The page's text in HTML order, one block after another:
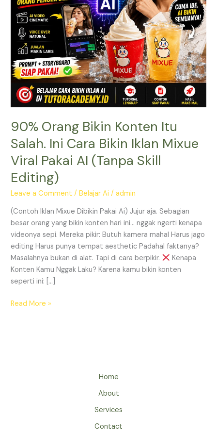
90% Orang Bikin Konten Itu
Salah. Ini Cara Bikin Iklan Mixue
Viral Pakai AI (Tanpa Skill
Editing)
Leave a Comment /Belajar Ai /admin
(Contoh Iklan Mixue Dibikin Pakai Ai) Jujur aja. Sebagian
besar orang yang bikin konten hari ini… nggak ngerti kenapa
videonya sepi. Mereka pikir: Butuh kamera mahal Harus jago
editing Harus punya tempat aesthetic Padahal faktanya?
Masalahnya bukan di alat. Tapi di cara berpikir.
Kenapa
Konten Kamu Nggak Laku? Karena kamu bikin konten
seperti ini: […]
Bikin
Iklan
Mixue
Viral
Pakai
AI
(Tanpa
Skill
Editing)
Read More »
Home
About
Services
Contact